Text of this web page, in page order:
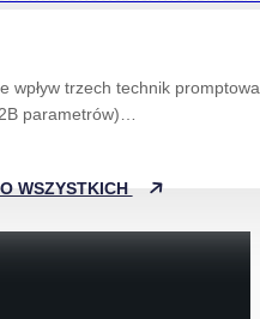
wpływ trzech technik
parametrów)…
WSZYSTKICH